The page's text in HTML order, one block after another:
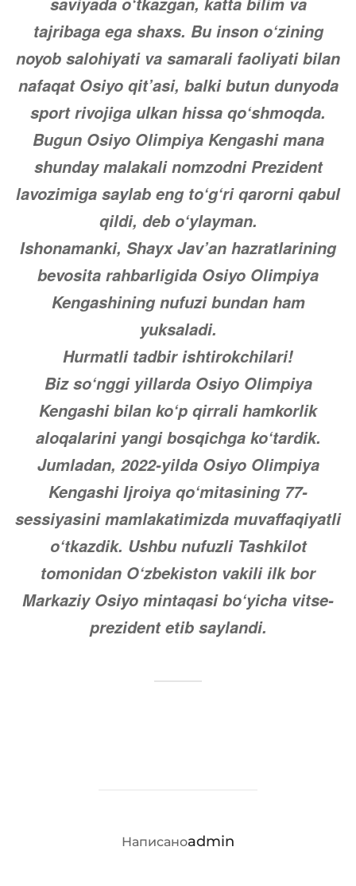
tajribaga ega shaxs. Bu inson o‘zining
noyob salohiyati va samarali faoliyati bilan
nafaqat Osiyo qit’asi, balki butun dunyoda
sport rivojiga ulkan hissa qo‘shmoqda.
Bugun Osiyo Olimpiya Kengashi mana
shunday malakali nomzodni Prezident
lavozimiga saylab eng to‘g‘ri qarorni qabul
qildi, deb o‘ylayman.
Ishonamanki, Shayx Jav’an hazratlarining
bevosita rahbarligida Osiyo Olimpiya
Kengashining nufuzi bundan ham
yuksaladi.
Hurmatli tadbir ishtirokchilari!
Biz so‘nggi yillarda Osiyo Olimpiya
Kengashi bilan ko‘p qirrali hamkorlik
aloqalarini yangi bosqichga ko‘tardik.
Jumladan, 2022-yilda Osiyo Olimpiya
Kengashi Ijroiya qo‘mitasining 77-
sessiyasini mamlakatimizda muvaffaqiyatli
o‘tkazdik. Ushbu nufuzli Tashkilot
tomonidan O‘zbekiston vakili ilk bor
Markaziy Osiyo mintaqasi bo‘yicha vitse-
prezident etib saylandi.
АВТОР ЗАПИСИ
Написаноadmin